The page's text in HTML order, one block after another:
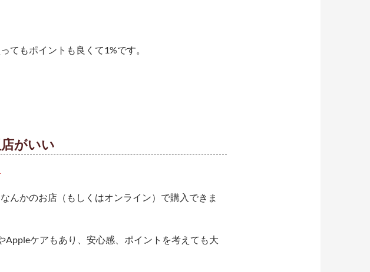
てもポイントも良くて1%です。
がいい
んかのお店（もしくはオンライン）で購入できま
Appleケアもあり、安心感、ポイントを考えても大